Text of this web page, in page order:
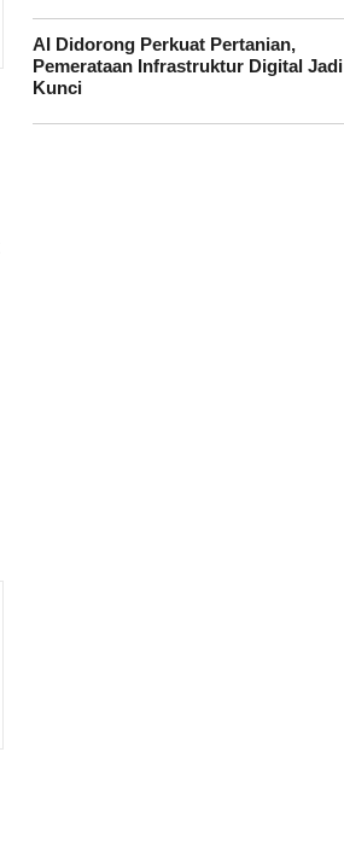
AI Didorong Perkuat Pertanian,
Pemerataan Infrastruktur Digital Jadi
Kunci